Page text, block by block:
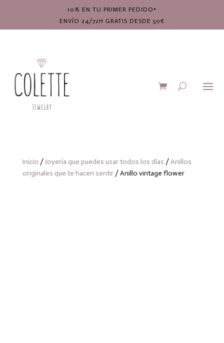
10% EN TU PRIMER PEDIDO*
ENVÍO 24/72H GRATIS DESDE 50€
Inicio /Joyería que puedes usar todos los días /Anillos
originales que te hacen sentir/ Anillo vintage flower